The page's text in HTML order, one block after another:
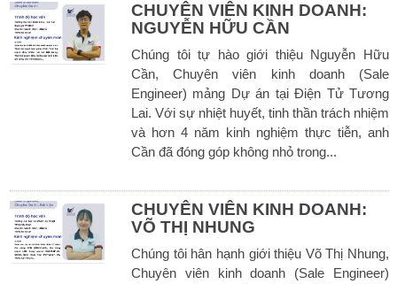
CHUYÊN VIÊN KINH DOANH:
NGUYỄN HỮU CẦN
Chúng tôi tự hào giới thiệu Nguyễn Hữu
Cần, Chuyên viên kinh doanh (Sale
Engineer) mảng Dự án tại Điện Tử Tương
Lai. Với sự nhiệt huyết, tinh thần trách nhiệm
và hơn 4 năm kinh nghiệm thực tiễn, anh
Cần đã đóng góp không nhỏ trong...
CHUYÊN VIÊN KINH DOANH:
VÕ THỊ NHUNG
Chúng tôi hân hạnh giới thiệu Võ Thị Nhung,
Chuyên viên kinh doanh (Sale Engineer)